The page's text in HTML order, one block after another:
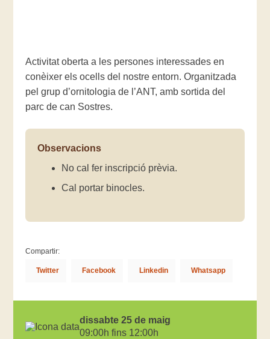
Activitat oberta a les persones interessades en
conèixer els ocells del nostre entorn. Organitzada
pel grup d’ornitologia de l’ANT, amb sortida del
parc de can Sostres.
Observacions
No cal fer inscripció prèvia.
Cal portar binocles.
Compartir:
Twitter Facebook Linkedin Whatsapp
dissabte 25 de maig
09:00h fins 12:00h